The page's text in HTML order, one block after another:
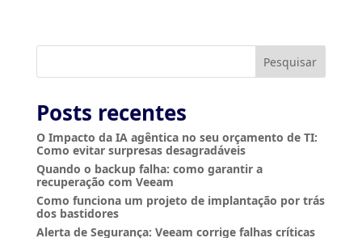
t
v
Pesquisar
Posts recentes
O Impacto da IA agêntica no seu orçamento de TI:
Como evitar surpresas desagradáveis
Quando o backup falha: como garantir a
recuperação com Veeam
Como funciona um projeto de implantação por trás
dos bastidores
Alerta de Segurança: Veeam corrige falhas críticas